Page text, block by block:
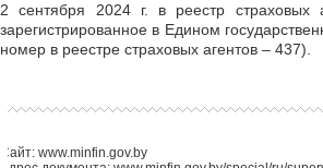
2 сентября 2024 г. в реестр страховых
зарегистрированное в Едином
номер в реестре страховых агентов – 437).
Сайт: www.minfin.gov.by